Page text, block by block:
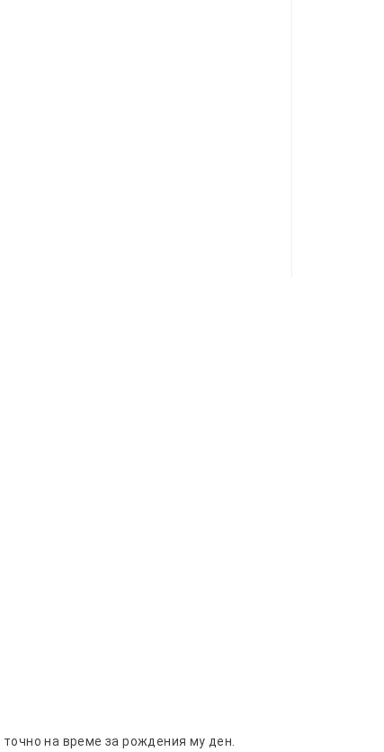
на време за рождения му ден.